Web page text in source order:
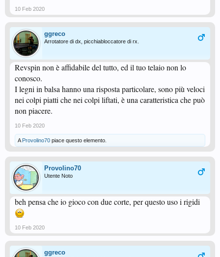
10 Feb 2020
ggreco
Arrotatore di dx, picchiabloccatore di rx.
Revspin non è affidabile del tutto, ed il tuo telaio non lo
conosco.
I legni in balsa hanno una risposta particolare, sono più veloci
nei colpi piatti che nei colpi liftati, è una caratteristica che può
non piacere.
10 Feb 2020
A Provolino70 piace questo elemento.
Provolino70
Utente Noto
beh pensa che io gioco con due corte, per questo uso i rigidi
10 Feb 2020
ggreco